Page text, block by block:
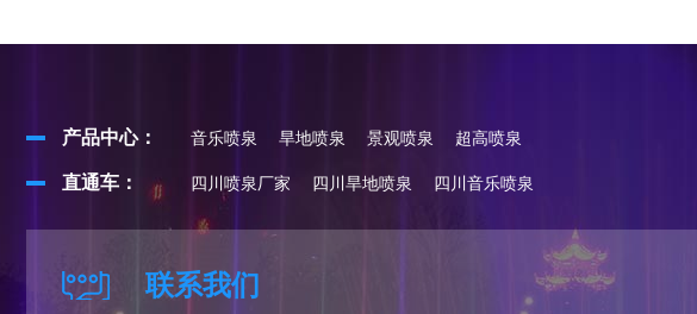
产品中心： 音乐喷泉 旱地喷泉 景观喷泉 超高喷泉
直通车： 四川喷泉厂家 四川旱地喷泉 四川音乐喷泉
联系我们